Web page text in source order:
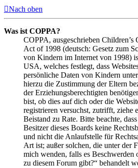
Nach oben
Was ist COPPA?
COPPA, ausgeschrieben
Act of 1998 (deutsch: Gesetz zum
von Kindern im Internet von 1998)
USA, welches festlegt, dass
persönliche Daten von Kindern
hierzu die Zustimmung der Eltern
der Erziehungsberechtigten
bist, ob dies auf dich oder die
registrieren versuchst, zutrifft, ziehe
Beistand zu Rate. Bitte beachte,
Besitzer dieses Boards keine
und nicht die Anlaufstelle für
Art ist; außer solchen, die unter der
mich wenden, falls es Beschwerden
zu diesem Forum gibt?“ behandelt